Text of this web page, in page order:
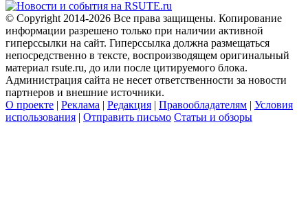
© Copyright 2014-2026 Все права защищены. Копирование
информации разрешено только при наличии активной
гиперссылки на сайт. Гиперссылка должна размещаться
непосредственно в тексте, воспроизводящем оригинальный
материал rsute.ru, до или после цитируемого блока.
Администрация сайта не несет ответственности за новости
партнеров и внешние источники.
О проекте | Реклама | Редакция | Правообладателям | Условия
использования | Отправить письмо Статьи и обзоры